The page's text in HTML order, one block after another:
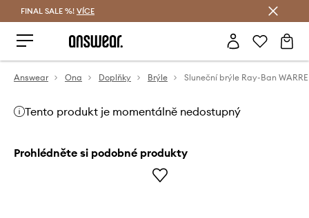
FINAL SALE %! VÍCE
Answear Ona Doplňky Brýle Sluneční brýle Ray-Ban
Tento produkt je momentálně nedostupný
Prohlédněte si podobné produkty